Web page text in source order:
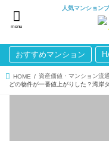
人気マンション
menu
おすすめマンション
HOME 資産価値・マンション流通
どの物件が一番値上がりした？湾岸